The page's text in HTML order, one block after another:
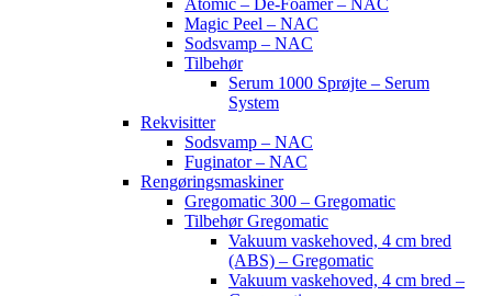
Atomic – De-Foamer – NAC
Magic Peel – NAC
Sodsvamp – NAC
Tilbehør
Serum 1000 Sprøjte – Serum
System
Rekvisitter
Sodsvamp – NAC
Fuginator – NAC
Rengøringsmaskiner
Gregomatic 300 – Gregomatic
Tilbehør Gregomatic
Vakuum vaskehoved, 4 cm bred
(ABS) – Gregomatic
Vakuum vaskehoved, 4 cm bred –